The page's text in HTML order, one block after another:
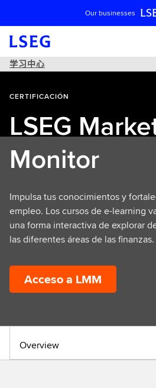
跳过导航
Our businesses
学习中心
CERTIFICACIÓN
LSEG
Monitor
Impulsa tus conocimientos y
empleo. Los cursos de e-learning
una forma interactiva de explorar
las diferentes áreas de las finanzas.
Acceso a LMM
Overview